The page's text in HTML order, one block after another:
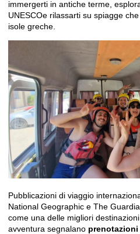
immergerti in antiche terme,
UNESCOe rilassarti su spiagge
isole greche.
Pubblicazioni di viaggio
National Geographic e The
come una delle migliori
avventura segnalano prenotazioni